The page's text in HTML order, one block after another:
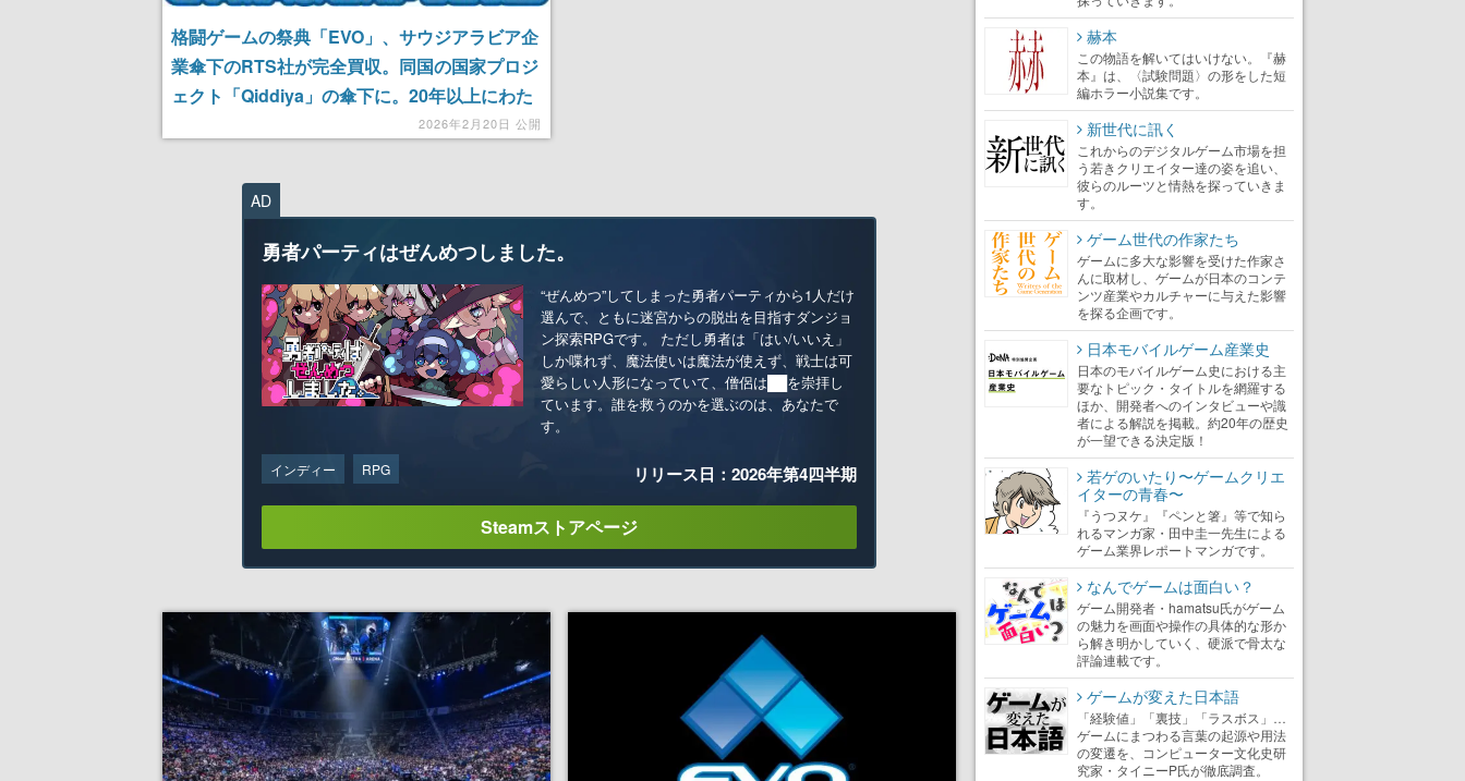
格闘ゲームの祭典「EVO」、サウジアラビア企
業傘下のRTS社が完全買収。同国の国家プロジ
ェクト「Qiddiya」の傘下に。20年以上にわた
って培われてきたEVOの伝統や価値観、アイデ
2026年2月20日 公開
AD
勇者パーティはぜんめつしました。
“ぜんめつ”してしまった勇者パーティから1人だけ
選んで、ともに迷宮からの脱出を目指すダンジョ
ン探索RPGです。 ただし勇者は「はい/いいえ」
しか喋れず、魔法使いは魔法が使えず、戦士は可
愛らしい人形になっていて、僧侶は██を崇拝し
ています。誰を救うのかを選ぶのは、あなたで
す。
インディー RPG リリース日：2026年第4四半期
Steamストアページ
赫本
この物語を解いてはいけない。『赫
本』は、〈試験問題〉の形をした短
編ホラー小説集です。
新世代に訊く
これからのデジタルゲーム市場を担
う若きクリエイター達の姿を追い、
彼らのルーツと情熱を探っていきま
す。
ゲーム世代の作家たち
ゲームに多大な影響を受けた作家さ
んに取材し、ゲームが日本のコンテ
ンツ産業やカルチャーに与えた影響
を探る企画です。
日本モバイルゲーム産業史
日本のモバイルゲーム史における主
要なトピック・タイトルを網羅する
ほか、開発者へのインタビューや識
者による解説を掲載。約20年の歴史
が一望できる決定版！
若ゲのいたり〜ゲームクリエ
イターの青春〜
『うつヌケ』『ペンと箸』等で知ら
れるマンガ家・田中圭一先生による
ゲーム業界レポートマンガです。
なんでゲームは面白い？
ゲーム開発者・hamatsu氏がゲーム
の魅力を画面や操作の具体的な形か
ら解き明かしていく、硬派で骨太な
評論連載です。
ゲームが変えた日本語
「経験値」「裏技」「ラスボス」…
ゲームにまつわる言葉の起源や用法
の変遷を、コンピューター文化史研
究家・タイニーP氏が徹底調査。